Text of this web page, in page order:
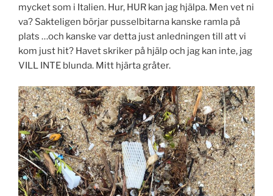
mycket som i Italien. Hur, HUR kan jag hjälpa. Men vet ni
va? Sakteligen börjar pusselbitarna kanske ramla på
plats …och kanske var detta just anledningen till att vi
kom just hit? Havet skriker på hjälp och jag kan inte, jag
VILL INTE blunda. Mitt hjärta gråter.